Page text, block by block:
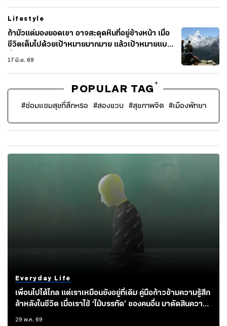
Lifestyle
ถ้ามัวแต่มองยอดเขา อาจสะดุดหินที่อยู่ข้างหน้า เมื่อ
ชีวิตเต็มไปด้วยเป้าหมายมากมาย แล้วเป้าหมายแบบ
ที่ไหนควร ‘พัก’ หรือ ‘ไปต่อ’
17 มิ.ย. 69
POPULAR TAG
+
#ซ่อมแซมสุขที่สึกหรอ #สองขวบ #สุขภาพจิต #เมืองพัทยา
Everyday Life
เพื่อนไปได้ไกล แต่เราเหมือนยังอยู่ที่เดิม คู่มือก้าวข้ามความรู้สึก
ล้าหลังในชีวิต เมื่อเราใช้ ‘ไม้บรรทัด’ ของคนอื่น มาตัดสินความ
สำเร็จของตัวเอง
29 พ.ค. 69